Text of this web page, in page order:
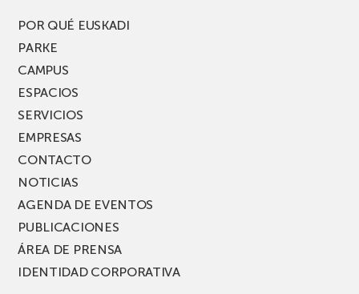
POR QUÉ EUSKADI
PARKE
CAMPUS
ESPACIOS
SERVICIOS
EMPRESAS
CONTACTO
NOTICIAS
AGENDA DE EVENTOS
PUBLICACIONES
ÁREA DE PRENSA
IDENTIDAD CORPORATIVA